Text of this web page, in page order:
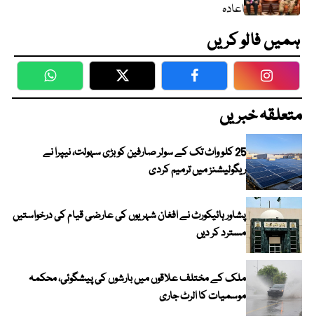
اعادہ
ہمیں فالو کریں
WhatsApp Twitter Facebook
متعلقہ خبریں
25 کلو واٹ تک کے سولر صارفین کو بڑی سہولت، نیپرا نے
ریگولیشنز میں ترمیم کردی
پشاور ہائیکورٹ نے افغان شہریوں کی عارضی قیام کی درخواستیں
مسترد کر دیں
ملک کے مختلف علاقوں میں بارشوں کی پیشگوئی، محکمہ
موسمیات کا الرٹ جاری